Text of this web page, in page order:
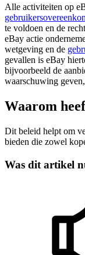
Alle activiteiten op
te voldoen en de
eBay actie
wetgeving en de
gevallen is eBay
bijvoorbeeld de
waarschuwing
Waarom
Dit beleid helpt om
bieden die zowel
Was dit artikel